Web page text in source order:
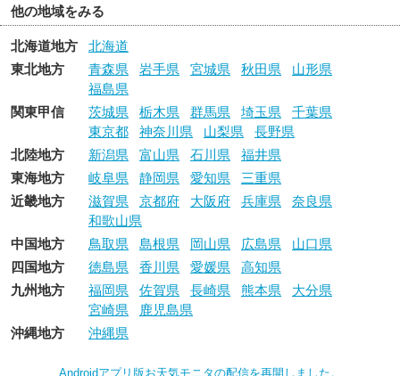
他の地域をみる
北海道地方
北海道
東北地方
青森県 岩手県 宮城県 秋田県
山形県
福島県
関東甲信
茨城県 栃木県 群馬県 埼玉県
千葉県
東京都
神奈川県 山梨県
長野県
北陸地方
新潟県 富山県 石川県
福井県
東海地方
岐阜県 静岡県 愛知県
三重県
近畿地方
滋賀県 京都府 大阪府 兵庫県
奈良県
和歌山県
中国地方
鳥取県 島根県 岡山県 広島県
山口県
四国地方
徳島県 香川県 愛媛県
高知県
九州地方
福岡県 佐賀県 長崎県 熊本県
大分県
宮崎県
鹿児島県
沖縄地方
沖縄県
Androidアプリ版お天気モニタの配信を再開しました。